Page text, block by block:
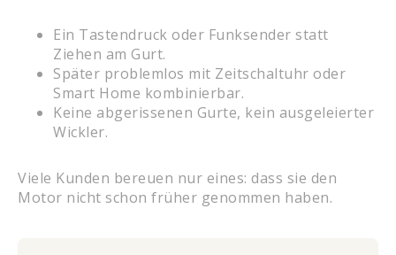
Ein Tastendruck oder Funksender statt
Ziehen am Gurt.
Später problemlos mit Zeitschaltuhr oder
Smart Home kombinierbar.
Keine abgerissenen Gurte, kein ausgeleierter
Wickler.
Viele Kunden bereuen nur eines: dass sie den
Motor nicht schon früher genommen haben.